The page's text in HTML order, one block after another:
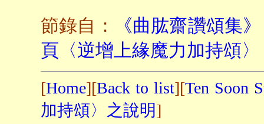
節錄自：
《曲肱齋讚頌集
頁〈逆增上緣魔力加持頌〉
[Home][Back to list][Ten Soon
加持頌〉之說明]